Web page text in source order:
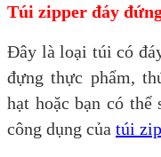
Túi zipper đáy
Đây là loại túi có
đựng thực phẩm,
hạt hoặc bạn có thể
công dụng của túi